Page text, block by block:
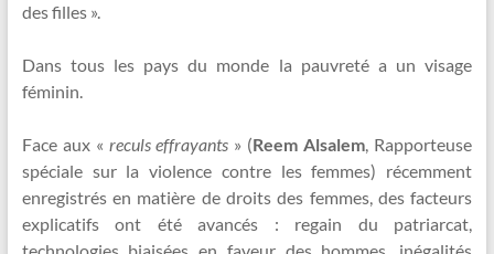
des filles ».
Dans tous les pays du monde la pauvreté a un visage
féminin.
Face aux « reculs effrayants » (Reem Alsalem, Rapporteuse
spéciale sur la violence contre les femmes) récemment
enregistrés en matière de droits des femmes, des facteurs
explicatifs ont été avancés : regain du patriarcat,